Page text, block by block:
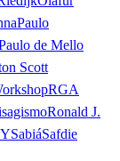
Paulo
de Mello
Scott
RGA
Ronald J.
SabiáSafdie